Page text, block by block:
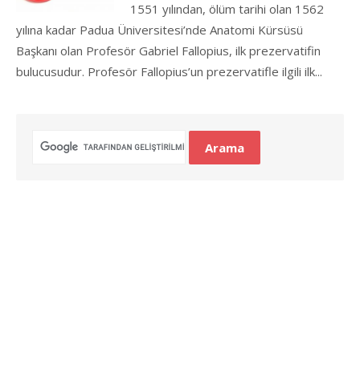
1551 yılından, ölüm tarihi olan 1562
yılına kadar Padua Üniversitesi’nde Anatomi Kürsüsü
Başkanı olan Profesör Gabriel Fallopius, ilk prezervatifin
bulucusudur. Profesör Fallopius’un prezervatifle ilgili ilk...